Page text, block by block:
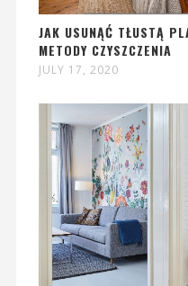
JAK USUNĄĆ TŁUSTĄ
METODY CZYSZCZENIA
JULY 17, 2020